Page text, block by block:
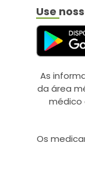
Use
As
da área
médico
Os